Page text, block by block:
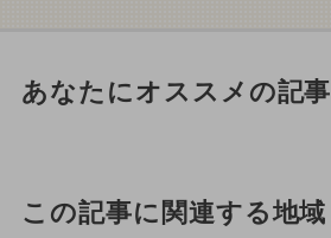
あなたにオススメの記事
この記事に関連する地域